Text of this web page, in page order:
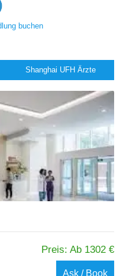
buchen
Preis: Ab 1302 €
Ask / Book
Shanghai UFH Ärzte